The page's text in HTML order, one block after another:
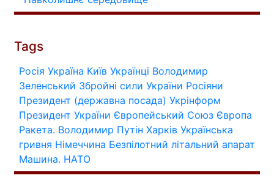
Tags
Росія Україна Київ Українці Володимир
Зеленський Збройні сили України Росіяни
Президент (державна посада) Укрінформ
Президент України Європейський Союз Європа
Ракета. Володимир Путін Харків Українська
гривня Німеччина Безпілотний літальний апарат
Машина. НАТО